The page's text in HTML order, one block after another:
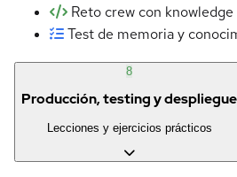
Reto crew con
Test de memoria y
8
Producción, testing y despliegue
Lecciones y ejercicios prácticos